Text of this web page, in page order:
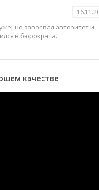
завоевал авторитет и
в бюрократа.
качестве